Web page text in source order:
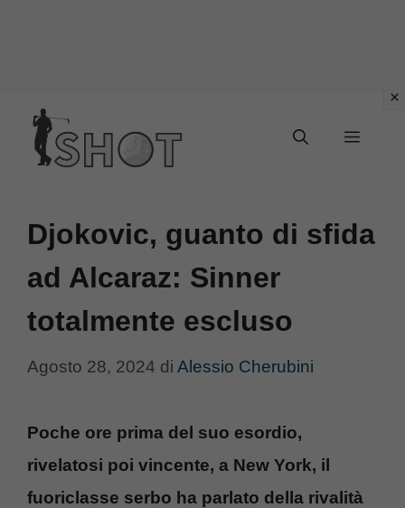
contenuto
Menu
Djokovic, guanto di sfida
ad Alcaraz: Sinner
totalmente escluso
Agosto 28, 2024 di Alessio Cherubini
Poche ore prima del suo esordio,
rivelatosi poi vincente, a New York, il
fuoriclasse serbo ha parlato della rivalità